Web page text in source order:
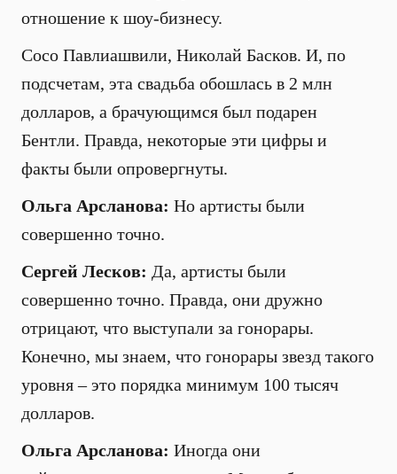
отношение к шоу-бизнесу.
Сосо Павлиашвили, Николай Басков. И, по
подсчетам, эта свадьба обошлась в 2 млн
долларов, а брачующимся был подарен
Бентли. Правда, некоторые эти цифры и
факты были опровергнуты.
Ольга Арсланова: Но артисты были
совершенно точно.
Сергей Лесков: Да, артисты были
совершенно точно. Правда, они дружно
отрицают, что выступали за гонорары.
Конечно, мы знаем, что гонорары звезд такого
уровня – это порядка минимум 100 тысяч
долларов.
Ольга Арсланова: Иногда они